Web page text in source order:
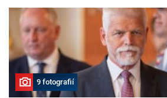
9 fotografií